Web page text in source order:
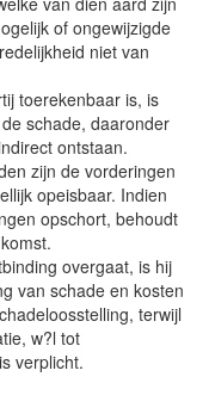
of ongewijzigde
niet van
toerekenbaar is, is
schade, daaronder
ontstaan.
zijn de vorderingen
opeisbaar. Indien
opschort, behoudt
overgaat, is hij
van schade en kosten
terwijl
w?l tot
verplicht.